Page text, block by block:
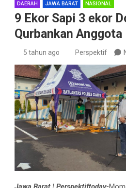
DAERAH JAWA BARAT NASIONAL
9 Ekor Sapi 3 ekor
Qurbankan
5 tahun ago Perspektif